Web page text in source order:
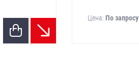
Цена:По запросу